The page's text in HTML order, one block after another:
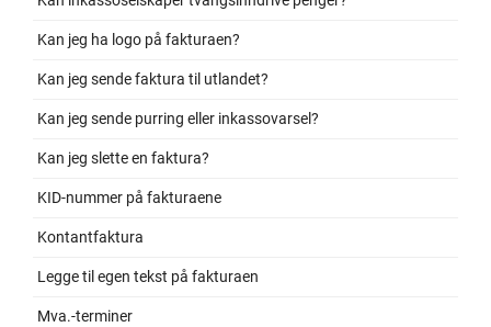
Kan jeg ha logo på fakturaen?
Kan jeg sende faktura til utlandet?
Kan jeg sende purring eller inkassovarsel?
Kan jeg slette en faktura?
KID-nummer på fakturaene
Kontantfaktura
Legge til egen tekst på fakturaen
Mva.-terminer